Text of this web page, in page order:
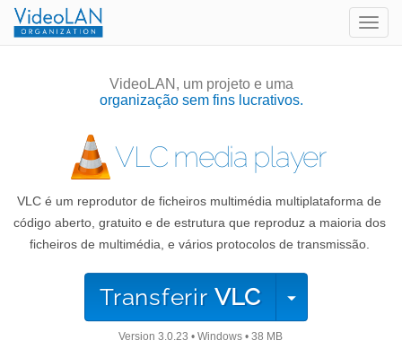
VideoLAN, um projeto e uma
organização sem fins lucrativos.
VLC media player
VLC é um reprodutor de ficheiros multimédia multiplataforma de
código aberto, gratuito e de estrutura que reproduz a maioria dos
ficheiros de multimédia, e vários protocolos de transmissão.
Transferir VLC
Version 3.0.23 • Windows • 38 MB